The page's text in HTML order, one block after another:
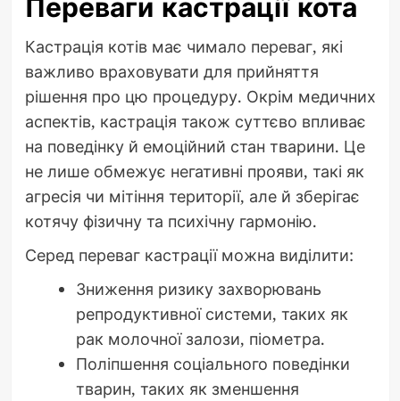
Переваги кастрації кота
Кастрація котів має чимало переваг, які
важливо враховувати для прийняття
рішення про цю процедуру. Окрім медичних
аспектів, кастрація також суттєво впливає
на поведінку й емоційний стан тварини. Це
не лише обмежує негативні прояви, такі як
агресія чи мітіння території, але й зберігає
котячу фізичну та психічну гармонію.
Серед переваг кастрації можна виділити:
Зниження ризику захворювань
репродуктивної системи, таких як
рак молочної залози, піометра.
Поліпшення соціального поведінки
тварин, таких як зменшення